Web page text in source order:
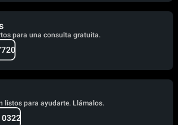
para una consulta gratuita.
listos para ayudarte. Llámalos.
0322